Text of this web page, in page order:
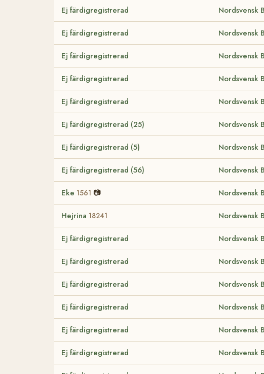
Ej färdigregistrerad Nordsvensk
Ej färdigregistrerad Nordsvensk
Ej färdigregistrerad Nordsvensk
Ej färdigregistrerad Nordsvensk
Ej färdigregistrerad Nordsvensk
Ej färdigregistrerad (25) Nordsvensk
Ej färdigregistrerad (5) Nordsvensk
Ej färdigregistrerad (56) Nordsvensk
Eke 1561 📷 Nordsvensk
Hejrina 18241 Nordsvensk
Ej färdigregistrerad Nordsvensk
Ej färdigregistrerad Nordsvensk
Ej färdigregistrerad Nordsvensk
Ej färdigregistrerad Nordsvensk
Ej färdigregistrerad Nordsvensk
Ej färdigregistrerad Nordsvensk